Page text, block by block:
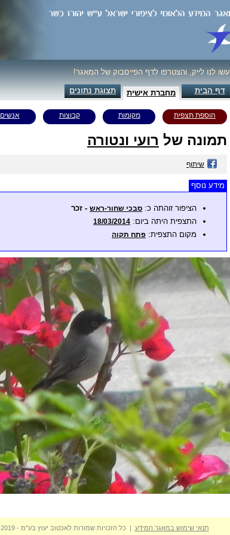
עשו לנו לייק, והצטרפו לדף הפייסבוק של המאגר!
דף הבית מחברת אישית תצוגת נתונים
הוספת תצפית מקומות קבוצות אנשים
תמונה של רועי ונטורה
שיתוף
מידע נוסף
הציפור זוהתה כ: סבכי שחור-ראש - זכר
התצפית היתה ביום: 18/03/2014
מקום התצפית: פתח תקוה
תנאי שימוש במאגר המידע | כל הזכויות שמורות לאכטוב יעוץ בע"מ - 2009-2019 © |